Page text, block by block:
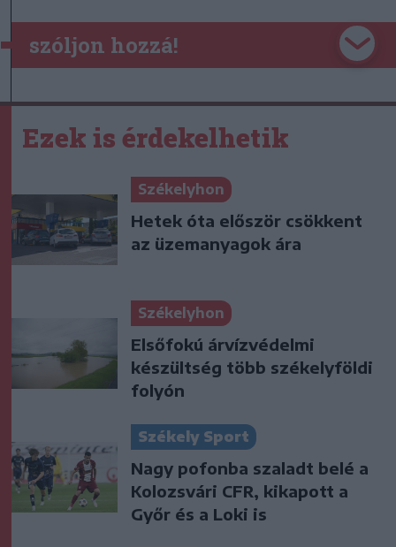
szóljon hozzá!
Ezek is érdekelhetik
Székelyhon
Hetek óta először csökkent
az üzemanyagok ára
Székelyhon
Elsőfokú árvízvédelmi
készültség több székelyföldi
folyón
Székely Sport
Nagy pofonba szaladt belé a
Kolozsvári CFR, kikapott a
Győr és a Loki is